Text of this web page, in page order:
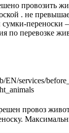
провозить
. не
переноски
по перевозке
services/
провоз